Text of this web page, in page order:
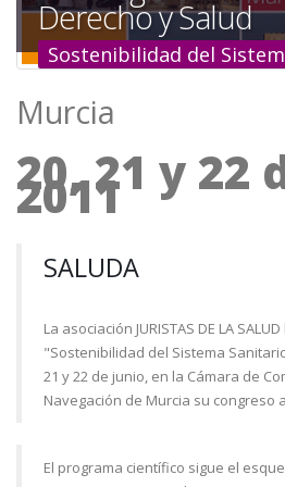
a
la
navegación
Derecho y Salud
Sostenibilidad del
Murcia
20, 21 y 22
2011
SALUDA
La asociación JURISTAS DE LA
"Sostenibilidad del Sistema
21 y 22 de junio, en la Cámara de
Navegación de Murcia su congreso
El programa científico sigue el